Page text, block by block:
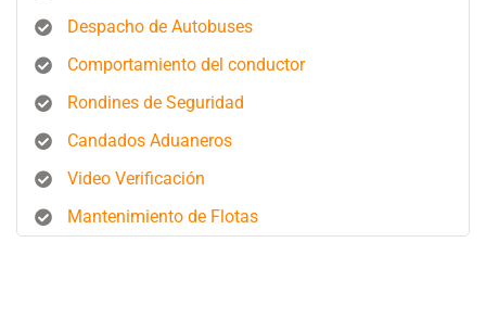
Despacho de Autobuses
Comportamiento del conductor
Rondines de Seguridad
Candados Aduaneros
Video Verificación
Mantenimiento de Flotas